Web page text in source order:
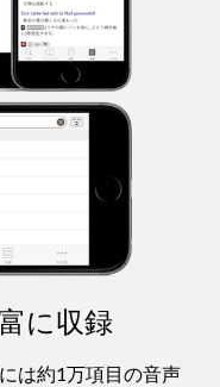
に収録
は約1万項目の音声